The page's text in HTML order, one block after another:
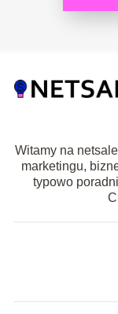
Witamy na
marketingu,
typowo